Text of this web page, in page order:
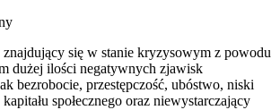
znajdujący się w stanie kryzysowym z powodu
dużej ilości negatywnych zjawisk
bezrobocie, przestępczość, ubóstwo, niski
społecznego oraz niewystarczający